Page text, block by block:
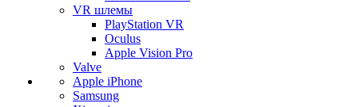
VR шлемы
PlayStation VR
Oculus
Apple Vision Pro
Valve
Apple iPhone
Samsung